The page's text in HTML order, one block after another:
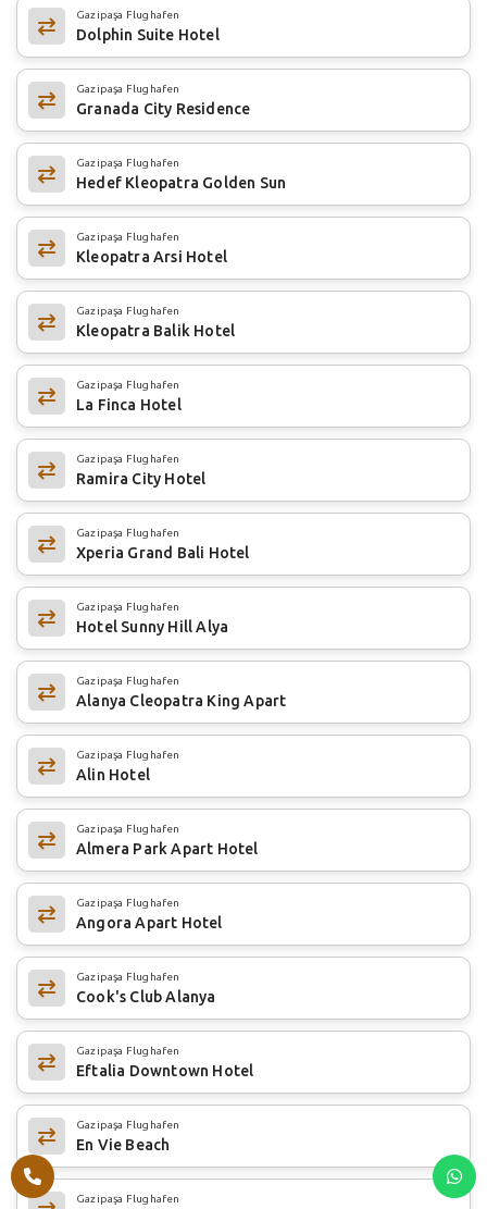
Gazipaşa Flughafen
Dolphin Suite Hotel
Gazipaşa Flughafen
Granada City Residence
Gazipaşa Flughafen
Hedef Kleopatra Golden Sun
Gazipaşa Flughafen
Kleopatra Arsi Hotel
Gazipaşa Flughafen
Kleopatra Balik Hotel
Gazipaşa Flughafen
La Finca Hotel
Gazipaşa Flughafen
Ramira City Hotel
Gazipaşa Flughafen
Xperia Grand Bali Hotel
Gazipaşa Flughafen
Hotel Sunny Hill Alya
Gazipaşa Flughafen
Alanya Cleopatra King Apart
Gazipaşa Flughafen
Alin Hotel
Gazipaşa Flughafen
Almera Park Apart Hotel
Gazipaşa Flughafen
Angora Apart Hotel
Gazipaşa Flughafen
Cook's Club Alanya
Gazipaşa Flughafen
Eftalia Downtown Hotel
Gazipaşa Flughafen
En Vie Beach
Gazipaşa Flughafen